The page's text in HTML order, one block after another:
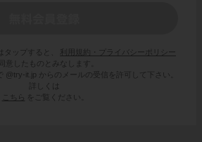
タップすると、
利用規約・プライバシーポリシー
同意したものとみなします。
@try-it.jp からのメールの受信を許可して下さい。
詳しくは
こちら
をご覧ください。